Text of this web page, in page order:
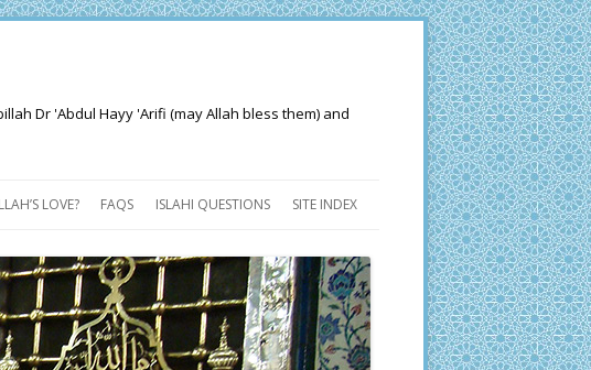
Dr 'Abdul Hayy 'Arifi (may Allah bless them) and
LOVE? FAQS ISLAHI QUESTIONS SITE INDEX